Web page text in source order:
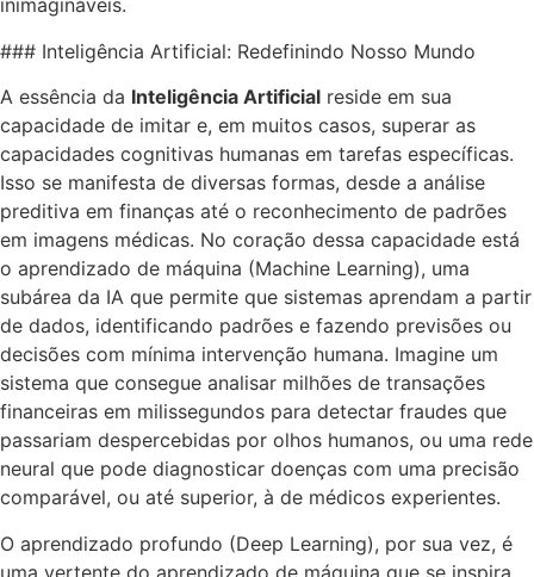
inimagináveis.
### Inteligência Artificial: Redefinindo Nosso Mundo
A essência da Inteligência Artificial reside em sua
capacidade de imitar e, em muitos casos, superar as
capacidades cognitivas humanas em tarefas específicas.
Isso se manifesta de diversas formas, desde a análise
preditiva em finanças até o reconhecimento de padrões
em imagens médicas. No coração dessa capacidade está
o aprendizado de máquina (Machine Learning), uma
subárea da IA que permite que sistemas aprendam a partir
de dados, identificando padrões e fazendo previsões ou
decisões com mínima intervenção humana. Imagine um
sistema que consegue analisar milhões de transações
financeiras em milissegundos para detectar fraudes que
passariam despercebidas por olhos humanos, ou uma rede
neural que pode diagnosticar doenças com uma precisão
comparável, ou até superior, à de médicos experientes.
O aprendizado profundo (Deep Learning), por sua vez, é
uma vertente do aprendizado de máquina que se inspira